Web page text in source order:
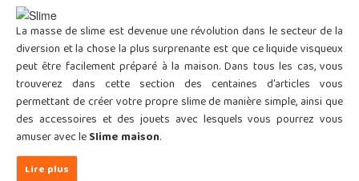
La masse de slime est devenue une révolution dans le secteur de la
diversion et la chose la plus surprenante est que ce liquide visqueux
peut être facilement préparé à la maison. Dans tous les cas, vous
trouverez dans cette section des centaines d'articles vous
permettant de créer votre propre slime de manière simple, ainsi que
des accessoires et des jouets avec lesquels vous pourrez vous
amuser avec leSlime maison.